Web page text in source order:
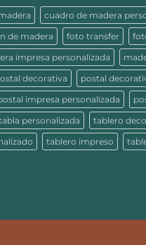
cuadro de madera
de madera foto transfer
impresa personalizada
decorativa postal
impresa personalizada
personalizada
tablero
tablero impreso